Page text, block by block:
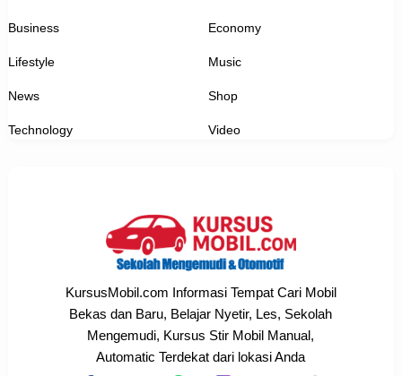
Business Economy
Lifestyle Music
News Shop
Technology Video
KursusMobil.com Informasi Tempat Cari Mobil
Bekas dan Baru, Belajar Nyetir, Les, Sekolah
Mengemudi, Kursus Stir Mobil Manual,
Automatic Terdekat dari lokasi Anda